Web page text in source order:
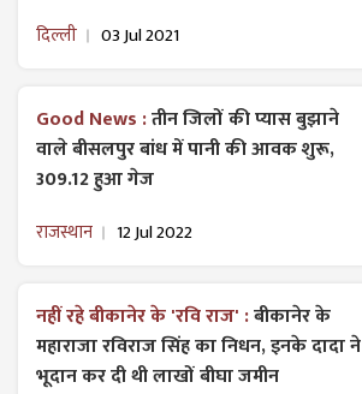
दिल्ली 03 Jul 2021
Good News :तीन जिलों की प्यास बुझाने
वाले बीसलपुर बांध में पानी की आवक शुरू,
309.12 हुआ गेज
राजस्थान 12 Jul 2022
नहीं रहे बीकानेर के 'रवि राज' :बीकानेर के
महाराजा रविराज सिंह का निधन, इनके दादा ने
भूदान कर दी थी लाखों बीघा जमीन